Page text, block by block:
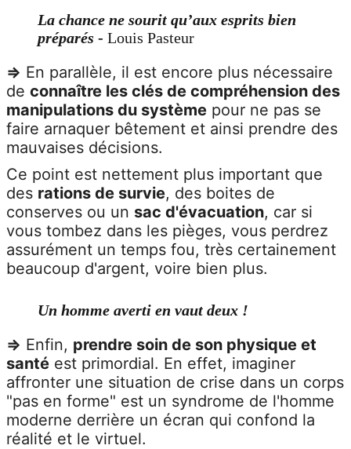
La chance ne sourit qu’aux esprits bien
préparés - Louis Pasteur
=> En parallèle, il est encore plus nécessaire
de connaître les clés de compréhension des
manipulations du système pour ne pas se
faire arnaquer bêtement et ainsi prendre des
mauvaises décisions.
Ce point est nettement plus important que
des rations de survie, des boites de
conserves ou un sac d'évacuation, car si
vous tombez dans les pièges, vous perdrez
assurément un temps fou, très certainement
beaucoup d'argent, voire bien plus.
Un homme averti en vaut deux !
=> Enfin, prendre soin de son physique et
santé est primordial. En effet, imaginer
affronter une situation de crise dans un corps
"pas en forme" est un syndrome de l'homme
moderne derrière un écran qui confond la
réalité et le virtuel.